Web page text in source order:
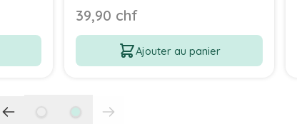
39,90 chf
Ajouter au panier